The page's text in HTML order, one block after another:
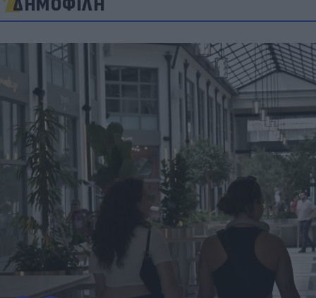
ΔΗΜΟΦΙΛΗ